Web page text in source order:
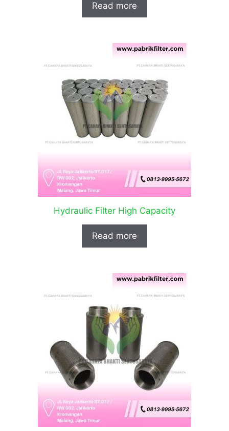
Read more
Hydraulic Filter High Capacity
Read more